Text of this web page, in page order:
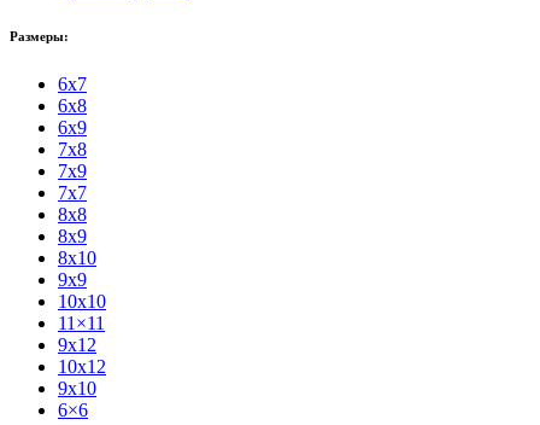
Размеры:
6x7
6x8
6x9
7x8
7x9
7x7
8x8
8x9
8x10
9x9
10x10
11×11
9x12
10x12
9x10
6×6